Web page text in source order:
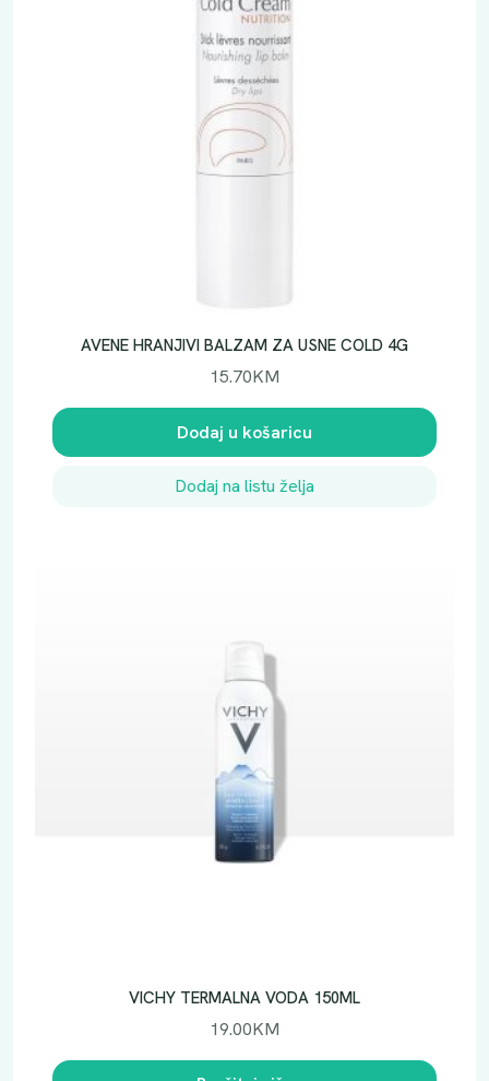
AVENE HRANJIVI BALZAM ZA USNE COLD 4G
15.70KM
Dodaj u košaricu
Dodaj na listu želja
VICHY TERMALNA VODA 150ML
19.00KM